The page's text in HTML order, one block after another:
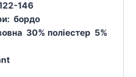
146
бордо
30% поліестер 5%